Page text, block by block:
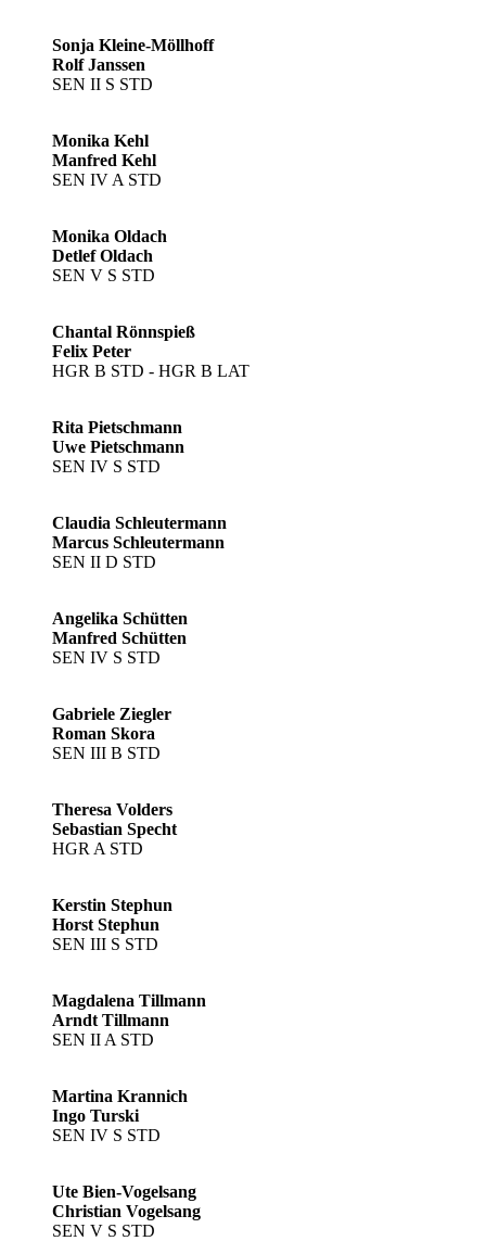
Sonja Kleine-Möllhoff
Rolf Janssen
SEN II S STD
Monika Kehl
Manfred Kehl
SEN IV A STD
Monika Oldach
Detlef Oldach
SEN V S STD
Chantal Rönnspieß
Felix Peter​
HGR B STD - HGR B LAT
Rita Pietschmann
Uwe Pietschmann
SEN IV S STD
Claudia Schleutermann
Marcus Schleutermann
SEN II D STD
Angelika Schütten
Manfred Schütten
SEN IV S STD
Gabriele Ziegler
Roman Skora
SEN III B STD
Theresa Volders
Sebastian Specht
HGR A STD
Kerstin Stephun
Horst Stephun
SEN III S STD
Magdalena Tillmann
Arndt Tillmann
SEN II A STD
Martina Krannich
Ingo Turski
SEN IV S STD
Ute Bien-Vogelsang
Christian Vogelsang
SEN V S STD